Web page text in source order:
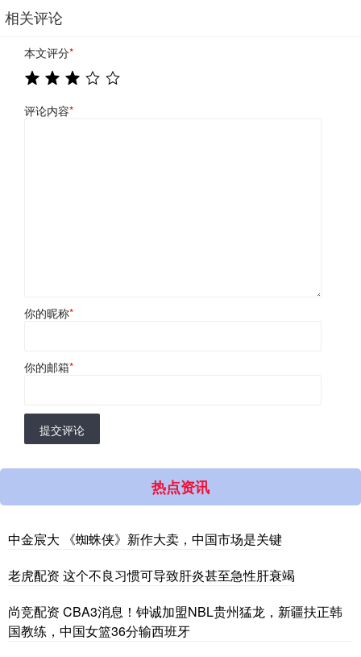
相关评论
本文评分*
评论内容*
你的昵称*
你的邮箱*
提交评论
热点资讯
中金宸大 《蜘蛛侠》新作大卖，中国市场是关键
老虎配资 这个不良习惯可导致肝炎甚至急性肝衰竭
尚竞配资 CBA3消息！钟诚加盟NBL贵州猛龙，新疆扶正韩
国教练，中国女篮36分输西班牙